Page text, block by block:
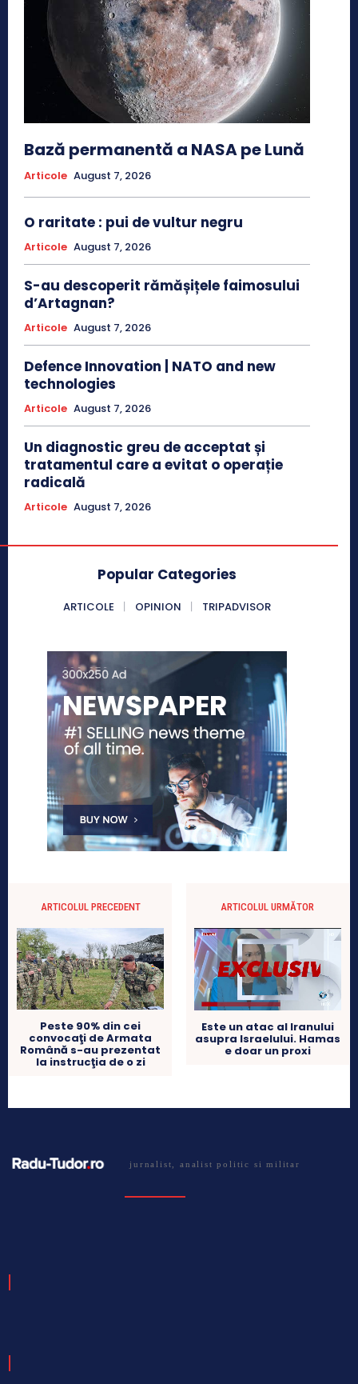
Bază permanentă a NASA pe Lună
Articole August 7, 2026
O raritate : pui de vultur negru
Articole August 7, 2026
S-au descoperit rămășițele faimosului
d’Artagnan?
Articole August 7, 2026
Defence Innovation | NATO and new
technologies
Articole August 7, 2026
Un diagnostic greu de acceptat și
tratamentul care a evitat o operație
radicală
Articole August 7, 2026
Popular Categories
ARTICOLE OPINION TRIPADVISOR
ARTICOLUL PRECEDENT
Peste 90% din cei
convocaţi de Armata
Română s-au prezentat
la instrucţia de o zi
ARTICOLUL URMĂTOR
Este un atac al Iranului
asupra Israelului. Hamas
e doar un proxi
jurnalist, analist politic si militar